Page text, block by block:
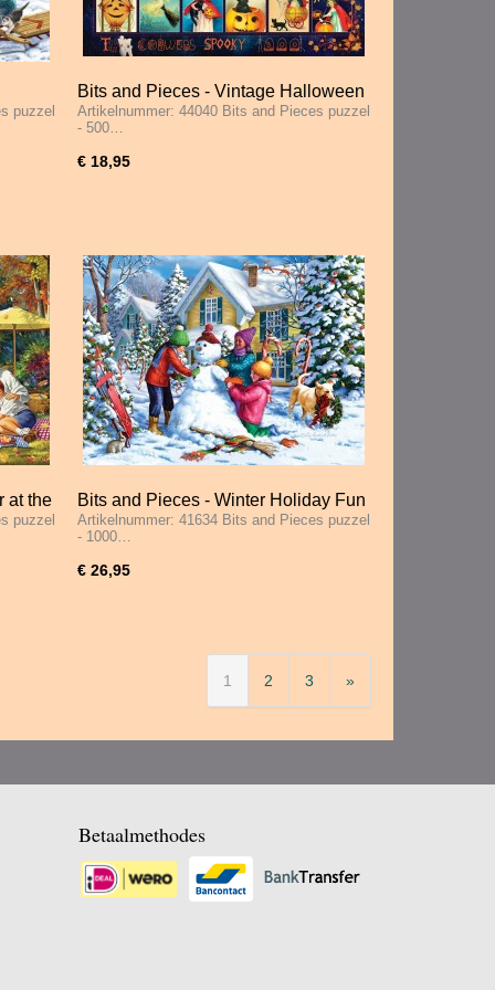
puzzel
Bits and Pieces - Vintage Halloween
- 500 Stukjes
Artikelnummer: 44040 Bits and Pieces puzzel
- 500…
€ 18,95
at the
puzzel
Bits and Pieces - Winter Holiday Fun
- 1000 Stukjes
Artikelnummer: 41634 Bits and Pieces puzzel
- 1000…
€ 26,95
1 2 3 »
Betaalmethodes